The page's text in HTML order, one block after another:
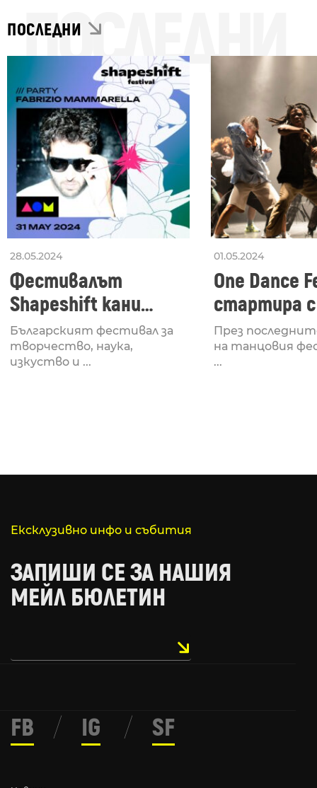
ПОСЛЕДНИ
ПОСЛЕДНИ
28.05.2024
Фестивалът
Shapeshift кани
Fabrizio Mammarella
за откриването си
Българският фестивал за
творчество, наука,
изкуство и ...
01.05.2024
One Dance
стартира
Lucid,
рейв
През
на танцовия
...
Ексклузивно инфо и събития
ЗАПИШИ СЕ ЗА НАШИЯ
МЕЙЛ БЮЛЕТИН
FB / IG / SF